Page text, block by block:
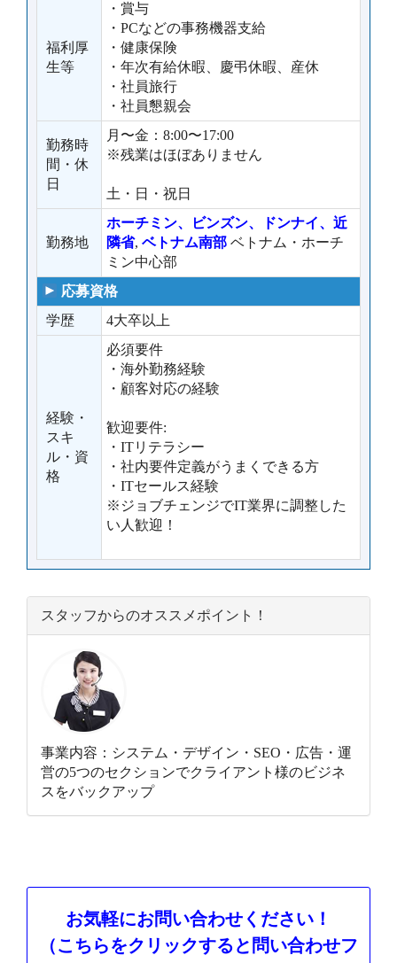
福利厚
生等
・賞与
・PCなどの事務機器支給
・健康保険
・年次有給休暇、慶弔休暇、産休
・社員旅行
・社員懇親会
勤務時
間・休
日
月〜金：8:00〜17:00
※残業はほぼありません
土・日・祝日
勤務地
ホーチミン、ビンズン、ドンナイ、近
隣省, ベトナム南部 ベトナム・ホーチ
ミン中心部
応募資格
学歴
4大卒以上
経験・
スキ
ル・資
格
必須要件
・海外勤務経験
・顧客対応の経験
歓迎要件:
・ITリテラシー
・社内要件定義がうまくできる方
・ITセールス経験
※ジョブチェンジでIT業界に調整した
い人歓迎！
スタッフからのオススメポイント！
事業内容：システム・デザイン・SEO・広告・運
営の5つのセクションでクライアント様のビジネ
スをバックアップ
お気軽にお問い合わせください！
（こちらをクリックすると問い合わせフ